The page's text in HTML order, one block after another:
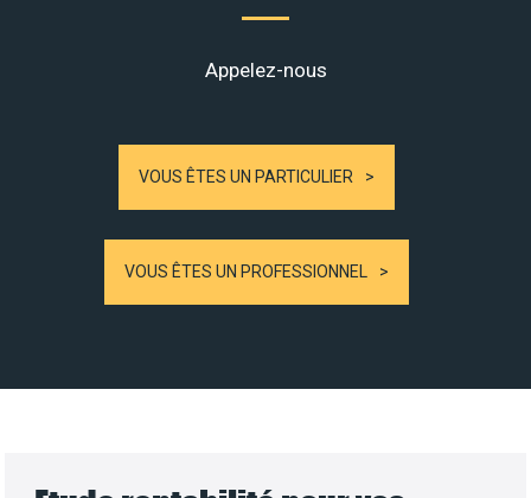
Appelez-nous
VOUS ÊTES UN PARTICULIER
VOUS ÊTES UN PROFESSIONNEL